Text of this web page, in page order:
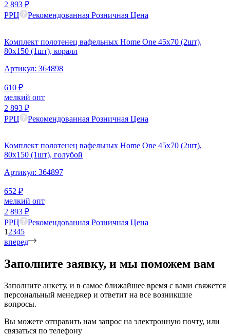
2 893 ₽
РРЦ
Рекомендованная Розничная Цена
Комплект полотенец вафельных Home One 45х70 (2шт),
80х150 (1шт), коралл
Артикул: 364898
610 ₽
мелкий опт
2 893 ₽
РРЦ
Рекомендованная Розничная Цена
Комплект полотенец вафельных Home One 45х70 (2шт),
80х150 (1шт), голубой
Артикул: 364897
652 ₽
мелкий опт
2 893 ₽
РРЦ
Рекомендованная Розничная Цена
1 2345
вперед
Заполните заявку, и мы поможем вам
Заполните анкету, и в самое ближайшее время с вами свяжется
персональный менеджер и ответит на все возникшие
вопросы.
Вы можете отправить нам запрос на электронную почту, или
связаться по телефону